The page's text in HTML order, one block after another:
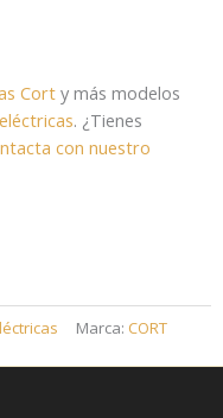
Cort y más modelos
. ¿Tienes
con nuestro
Marca: CORT